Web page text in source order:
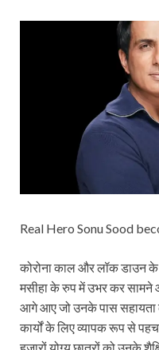
Real Hero Sonu Sood
कोरोना काल और लॉक डाउन के
मसीहा के रुप में उभर कर
आगे आए जो उनके पास सहायता
कार्यों के लिए व्यापक रूप से